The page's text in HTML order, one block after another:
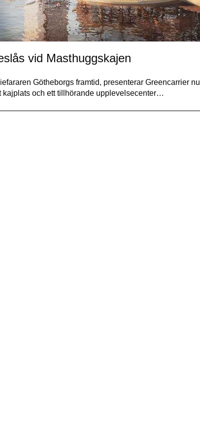
vid Masthuggskajen
Götheborgs framtid, presenterar Greencarrier nu
kajplats och ett tillhörande upplevelsecenter…